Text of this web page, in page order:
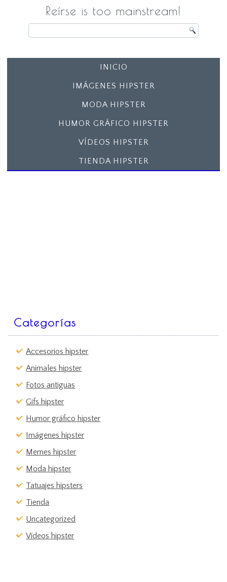
Reírse is too mainstream!
INICIO
IMÁGENES HIPSTER
MODA HIPSTER
HUMOR GRÁFICO HIPSTER
VÍDEOS HIPSTER
TIENDA HIPSTER
Categorías
Accesorios hipster
Animales hipster
Fotos antiguas
Gifs hipster
Humor gráfico hipster
Imágenes hipster
Memes hipster
Moda hipster
Tatuajes hipsters
Tienda
Uncategorized
Vídeos hipster